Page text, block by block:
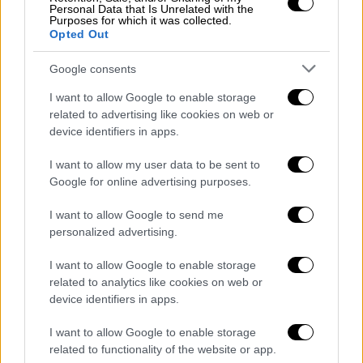
Personal Data that Is Unrelated with the
Purposes for which it was collected.
Opted Out
Google consents
I want to allow Google to enable storage
related to advertising like cookies on web or
device identifiers in apps.
I want to allow my user data to be sent to
Google for online advertising purposes.
I want to allow Google to send me
personalized advertising.
I want to allow Google to enable storage
related to analytics like cookies on web or
device identifiers in apps.
I want to allow Google to enable storage
related to functionality of the website or app.
και τα χαμηλά επίπεδα νερού σε αρκετούς
ευρωπαϊκούς ποταμούς, οι οποίοι είναι
κρίσιμοι για τη μεταφορά καυσίμων σε
και για την ψύξη των γαλλικών πυρηνικών
αντιδραστήρων.